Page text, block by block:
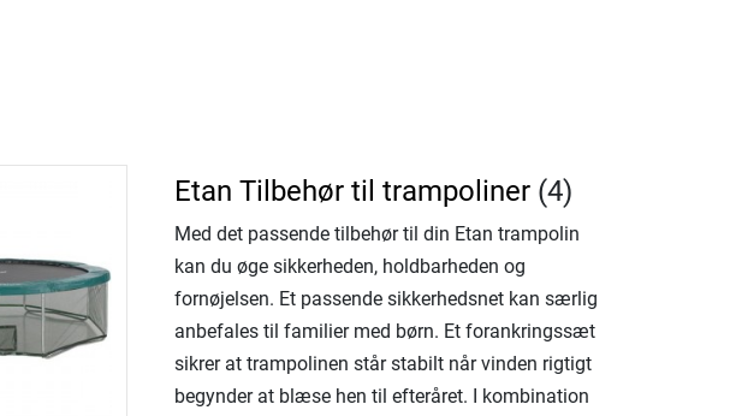
Etan Tilbehør til trampoliner (4)
Med det passende tilbehør til din Etan trampolin
kan du øge sikkerheden, holdbarheden og
fornøjelsen. Et passende sikkerhedsnet kan særlig
anbefales til familier med børn. Et forankringssæt
sikrer at trampolinen står stabilt når vinden rigtigt
begynder at blæse hen til efteråret. I kombination